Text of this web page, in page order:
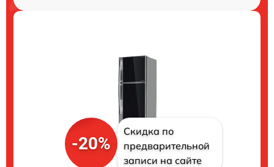
-20%
Скидка по
предварительной
записи на сайте